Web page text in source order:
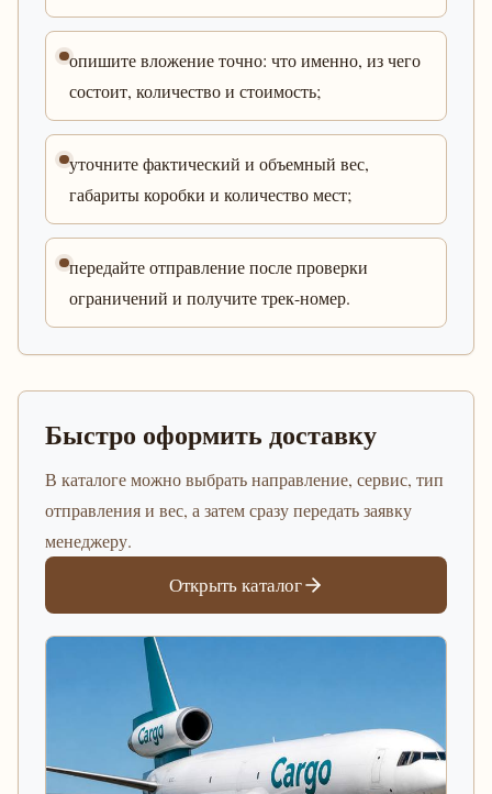
опишите вложение точно: что именно, из чего
состоит, количество и стоимость;
уточните фактический и объемный вес,
габариты коробки и количество мест;
передайте отправление после проверки
ограничений и получите трек-номер.
Быстро оформить доставку
В каталоге можно выбрать направление, сервис, тип
отправления и вес, а затем сразу передать заявку
менеджеру.
Открыть каталог